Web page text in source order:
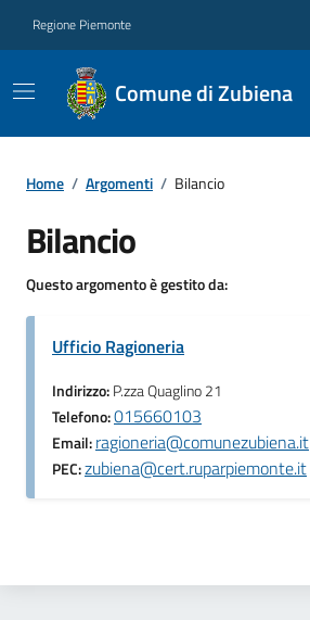
Regione Piemonte
Comune di Zubiena
Home / Argomenti / Bilancio
Bilancio
Questo argomento è gestito da:
Ufficio Ragioneria
Indirizzo:P.zza Quaglino 21
Telefono:015660103
Email:ragioneria@comunezubiena.it
PEC:zubiena@cert.ruparpiemonte.it